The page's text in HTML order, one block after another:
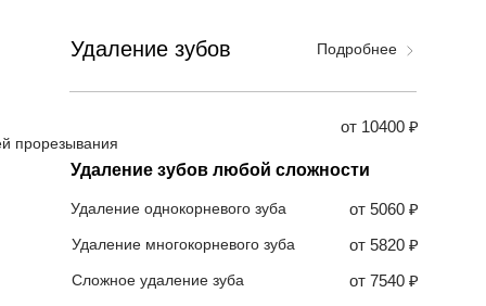
Удаление зубов
прорезывания
Удаление однокорневого зуба
Удаление зубов любой сложности
Подробнее
Удаление многокорневого зуба
Сложное удаление зуба
от 7540 ₽
от 5060 ₽
от 5820 ₽
от 10400 ₽